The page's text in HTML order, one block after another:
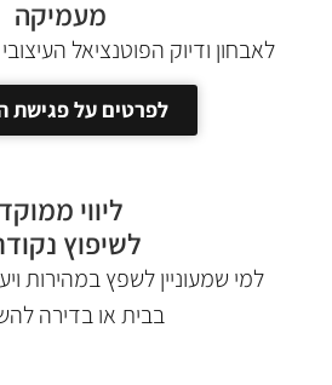
מעמיקה
לאבחון ודיוק הפוטנציאל
לפרטים על פגישת
ליווי ממוקד
לשיפוץ
למי שמעוניין לשפץ במהירות
בבית או בדירה